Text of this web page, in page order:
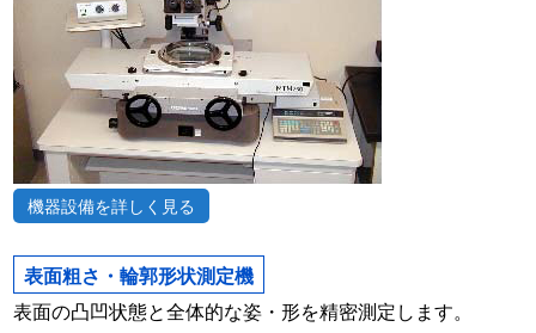
機器設備を詳しく見る
表面粗さ・輪郭形状測定機
表面の凸凹状態と全体的な姿・形を精密測定します。